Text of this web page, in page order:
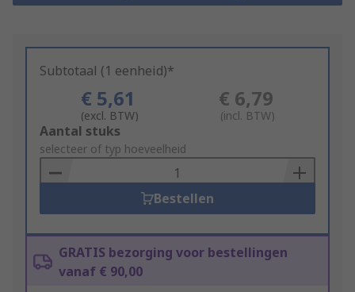
Subtotaal (1 eenheid)*
€ 5,61
(excl. BTW)
€ 6,79
(incl. BTW)
Add
to
Basket
Aantal stuks
selecteer of typ hoeveelheid
Bestellen
GRATIS bezorging voor bestellingen
vanaf € 90,00